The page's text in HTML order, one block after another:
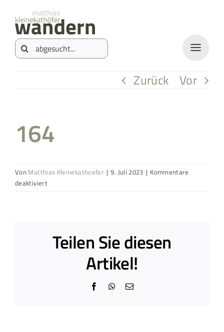
springen
Inhalt
springen
Suche
Zurück Vor
164
Von Matthias Kleinekathoefer | 9. Juli 2023 | Kommentare
deaktiviertfür
Teilen Sie diesen
Artikel!
Facebook
WhatsApp
E-